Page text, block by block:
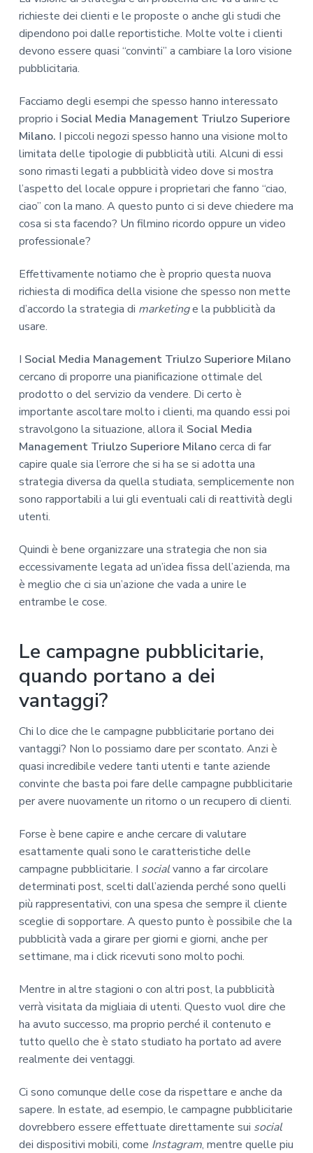
richieste dei clienti e le proposte o anche gli studi che
dipendono poi dalle reportistiche. Molte volte i clienti
devono essere quasi “convinti” a cambiare la loro visione
pubblicitaria.
Facciamo degli esempi che spesso hanno interessato
proprio i Social Media Management Triulzo Superiore
Milano. I piccoli negozi spesso hanno una visione molto
limitata delle tipologie di pubblicità utili. Alcuni di essi
sono rimasti legati a pubblicità video dove si mostra
l’aspetto del locale oppure i proprietari che fanno “ciao,
ciao” con la mano. A questo punto ci si deve chiedere ma
cosa si sta facendo? Un filmino ricordo oppure un video
professionale?
Effettivamente notiamo che è proprio questa nuova
richiesta di modifica della visione che spesso non mette
d’accordo la strategia di marketinge la pubblicità da
usare.
I Social Media Management Triulzo Superiore Milano
cercano di proporre una pianificazione ottimale del
prodotto o del servizio da vendere. Di certo è
importante ascoltare molto i clienti, ma quando essi poi
stravolgono la situazione, allora il Social Media
Management Triulzo Superiore Milanocerca di far
capire quale sia l’errore che si ha se si adotta una
strategia diversa da quella studiata, semplicemente non
sono rapportabili a lui gli eventuali cali di reattività degli
utenti.
Quindi è bene organizzare una strategia che non sia
eccessivamente legata ad un’idea fissa dell’azienda, ma
è meglio che ci sia un’azione che vada a unire le
entrambe le cose.
Le campagne pubblicitarie,
quando portano a dei
vantaggi?
Chi lo dice che le campagne pubblicitarie portano dei
vantaggi? Non lo possiamo dare per scontato. Anzi è
quasi incredibile vedere tanti utenti e tante aziende
convinte che basta poi fare delle campagne pubblicitarie
per avere nuovamente un ritorno o un recupero di clienti.
Forse è bene capire e anche cercare di valutare
esattamente quali sono le caratteristiche delle
campagne pubblicitarie. I socialvanno a far circolare
determinati post, scelti dall’azienda perché sono quelli
più rappresentativi, con una spesa che sempre il cliente
sceglie di sopportare. A questo punto è possibile che la
pubblicità vada a girare per giorni e giorni, anche per
settimane, ma i click ricevuti sono molto pochi.
Mentre in altre stagioni o con altri post, la pubblicità
verrà visitata da migliaia di utenti. Questo vuol dire che
ha avuto successo, ma proprio perché il contenuto e
tutto quello che è stato studiato ha portato ad avere
realmente dei ventaggi.
Ci sono comunque delle cose da rispettare e anche da
sapere. In estate, ad esempio, le campagne pubblicitarie
dovrebbero essere effettuate direttamente sui social
dei dispositivi mobili, come Instagram, mentre quelle piu